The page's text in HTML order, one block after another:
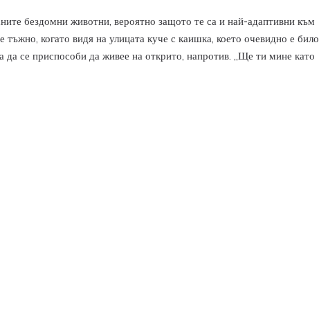
бездомни животни, вероятно защото те са и най-адаптивни към
когато видя на улицата куче с каишка, което очевидно е било
се приспособи да живее на открито, напротив. „Ще ти мине като